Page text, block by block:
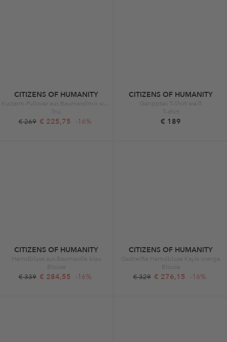
CITIZENS OF HUMANITY
Trui
€ 269 € 225,75 -16%
CITIZENS OF HUMANITY
Geripptes T-Shirt weiß
T-shirt
€ 189
CITIZENS OF HUMANITY
Hemdbluse aus Baumwolle blau
Blouse
€ 339 € 284,55 -16%
CITIZENS OF HUMANITY
Gestreifte Hemdbluse Kayla orange
Blouse
€ 329 € 276,15 -16%